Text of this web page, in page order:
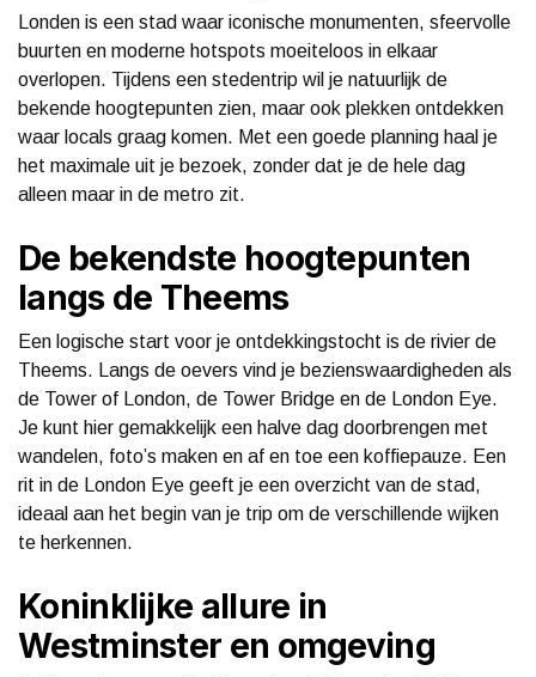
Londen is een stad waar iconische monumenten, sfeervolle
buurten en moderne hotspots moeiteloos in elkaar
overlopen. Tijdens een stedentrip wil je natuurlijk de
bekende hoogtepunten zien, maar ook plekken ontdekken
waar locals graag komen. Met een goede planning haal je
het maximale uit je bezoek, zonder dat je de hele dag
alleen maar in de metro zit.
De bekendste hoogtepunten
langs de Theems
Een logische start voor je ontdekkingstocht is de rivier de
Theems. Langs de oevers vind je bezienswaardigheden als
de Tower of London, de Tower Bridge en de London Eye.
Je kunt hier gemakkelijk een halve dag doorbrengen met
wandelen, foto’s maken en af en toe een koffiepauze. Een
rit in de London Eye geeft je een overzicht van de stad,
ideaal aan het begin van je trip om de verschillende wijken
te herkennen.
Koninklijke allure in
Westminster en omgeving